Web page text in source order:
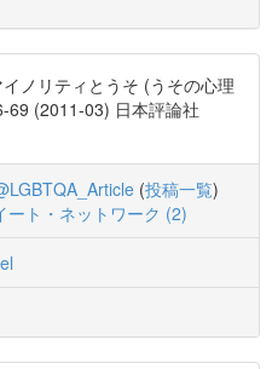
ノリティとうそ (うその心理
69 (2011-03) 日本評論社
(投稿一覧)
ート・ネットワーク (2)